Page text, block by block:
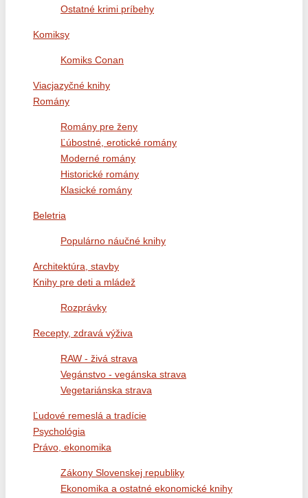
Ostatné krimi príbehy
Komiksy
Komiks Conan
Viacjazyčné knihy
Romány
Romány pre ženy
Ľúbostné, erotické romány
Moderné romány
Historické romány
Klasické romány
Beletria
Populárno náučné knihy
Architektúra, stavby
Knihy pre deti a mládež
Rozprávky
Recepty, zdravá výživa
RAW - živá strava
Vegánstvo - vegánska strava
Vegetariánska strava
Ľudové remeslá a tradície
Psychológia
Právo, ekonomika
Zákony Slovenskej republiky
Ekonomika a ostatné ekonomické knihy